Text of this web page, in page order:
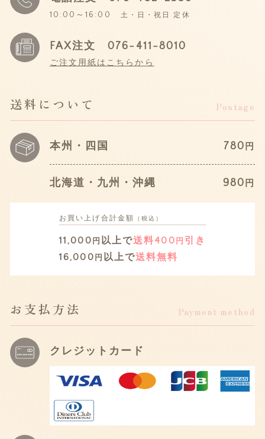
10:00～16:00 土・日・祝日 定休
FAX注文 076-411-8010
ご注文用紙はこちらから
送料について Postage
本州・四国 780 円
北海道・九州・沖縄 980 円
お買い上げ 合計金額 （税込）
11,000 円 以上で送料400 円 引き
16,000 円 以上で送料無料
お支払方法 Payment method
クレジットカード